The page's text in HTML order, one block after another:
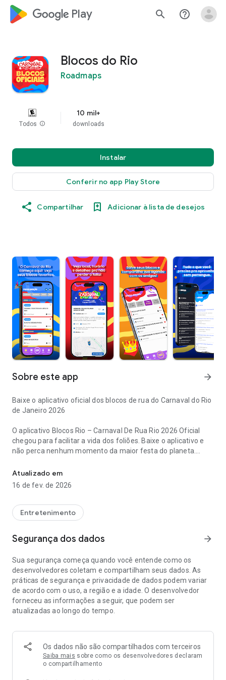
google_logo Play search help_outline
Blocos do Rio
Roadmaps
Todos info
10 mil+
downloads
Instalar
Conferir no app Play Store
Compartilhar Adicionar à lista de desejos
Sobre este app arrow_forward
Baixe o aplicativo oficial dos blocos de rua do Carnaval do Rio
de Janeiro 2026
O aplicativo Blocos Rio – Carnaval De Rua Rio 2026 Oficial
chegou para facilitar a vida dos foliões. Baixe o aplicativo e
não perca nenhum momento da maior festa do planeta.
Para ajudar os foliões, o aplicativo conta com um menu inicial
de seis opções:
- Mapa
- Minha Agenda
- Utilidade
No item PROGRAMAÇÃO, você encontra mais de 500 eventos
na palma da sua mão, com filtros simples e objetivos você
pode selecionar os blocos que você mais gosta.
Em MAPA é possível verificar a localização de todos os
blocos e qual a melhor forma de chegar. Pode ver quais
na região de seu interesse.
Aos escolher os blocos, o aplicativo permite que você monte
a sua própria agenda, auxiliando-os a não perder a hora.
Atualizado em
16 de fev. de 2026
Entretenimento
Segurança dos dados arrow_forward
Sua segurança começa quando você entende como os
desenvolvedores coletam e compartilham seus dados. As
práticas de segurança e privacidade de dados podem variar
de acordo com o uso, a região e a idade. O desenvolvedor
forneceu as informações a seguir, que podem ser
atualizadas ao longo do tempo.
Os dados não são compartilhados com terceiros
Saiba mais sobre como os desenvolvedores declaram
o compartilhamento